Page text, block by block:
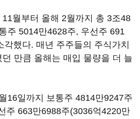
월부터 올해 2월까지 총 3조48
주 5014만4628주, 우선주 691
각했다. 매년 주주들의 주식가치
만큼 올해는 매입 물량을 더 늘
16일까지 보통주 4814만9247주
주 663만6988주(3036억4220만